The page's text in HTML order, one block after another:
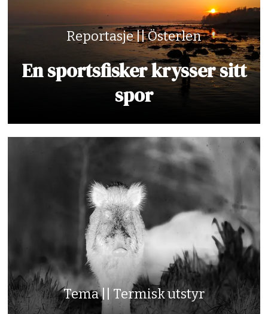
Reportasje || Österlen
En sportsfisker krysser sitt
spor
Tema || Termisk utstyr